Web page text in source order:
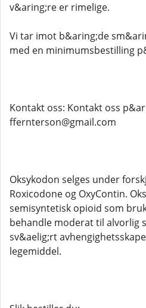
v&aring;re er rimelige.
Vi tar imot b&aring;de
med en minimumsbestilling
Kontakt oss: Kontakt oss
ffernterson@gmail.com
Oksykodon selges under
Roxicodone og OxyContin.
semisyntetisk opioid som
behandle moderat til alvorlig
sv&aelig;rt
legemiddel.